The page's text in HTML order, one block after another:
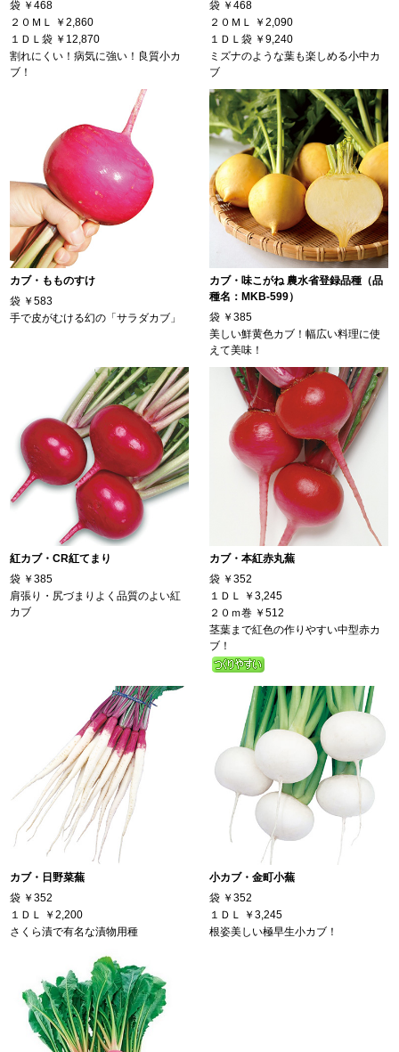
袋 ￥468
２０ＭＬ
￥2,860
１ＤＬ袋 ￥12,870
割れにくい！病気に強い！良質小カ
ブ！
袋 ￥468
２０ＭＬ
￥2,090
１ＤＬ袋 ￥9,240
ミズナのような葉も楽しめる小中カ
ブ
カブ・もものすけ
袋 ￥583
手で皮がむける幻の「サラダカブ」
カブ・味こがね 農水省登録品種（品
種名：MKB-599）
袋 ￥385
美しい鮮黄色カブ！幅広い料理に使
えて美味！
紅カブ・CR紅てまり
袋 ￥385
肩張り・尻づまりよく品質のよい紅
カブ
カブ・本紅赤丸蕪
袋 ￥352
１ＤＬ
￥3,245
２０ｍ巻 ￥512
茎葉まで紅色の作りやすい中型赤カ
ブ！
カブ・日野菜蕪
袋 ￥352
１ＤＬ
￥2,200
さくら漬で有名な漬物用種
小カブ・金町小蕪
袋 ￥352
１ＤＬ
￥3,245
根姿美しい極早生小カブ！